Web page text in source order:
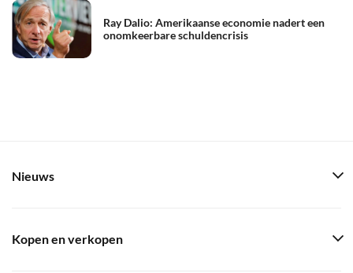
Ray Dalio: Amerikaanse economie nadert een
onomkeerbare schuldencrisis
Nieuws
Kopen en verkopen